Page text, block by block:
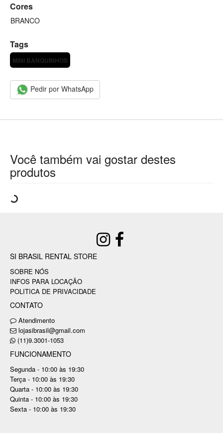
Cores
BRANCO
Tags
MINI BANQUINHOS
Pedir por WhatsApp
Você também vai gostar destes
produtos
SI BRASIL RENTAL STORE
SOBRE NÓS
INFOS PARA LOCAÇÃO
POLITICA DE PRIVACIDADE
CONTATO
Atendimento
lojasibrasil@gmail.com
(11)9.3001-1053
FUNCIONAMENTO
Segunda - 10:00 às 19:30
Terça - 10:00 às 19:30
Quarta - 10:00 às 19:30
Quinta - 10:00 às 19:30
Sexta - 10:00 às 19:30